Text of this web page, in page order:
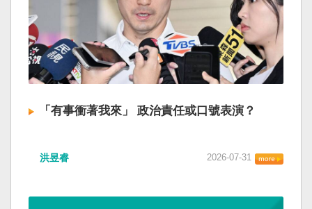
「有事衝著我來」 政治責任或口號表演？
洪昱睿 2026-07-31